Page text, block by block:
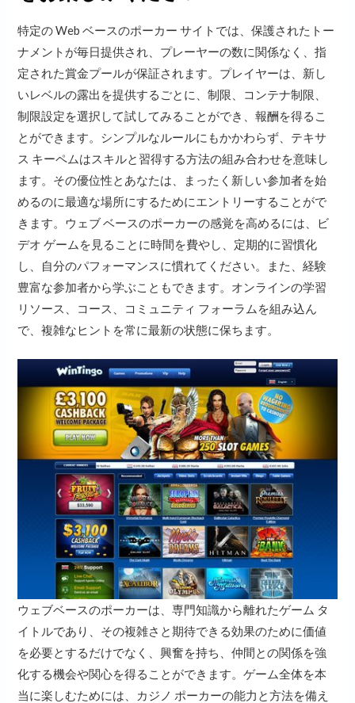
特定の Web ベースのポーカー サイトでは、保護されたトー
ナメントが毎日提供され、プレーヤーの数に関係なく、指
定された賞金プールが保証されます。プレイヤーは、新し
いレベルの露出を提供するごとに、制限、コンテナ制限、
制限設定を選択して試してみることができ、報酬を得るこ
とができます。シンプルなルールにもかかわらず、テキサ
ス キーペムはスキルと習得する方法の組み合わせを意味し
ます。その優位性とあなたは、まったく新しい参加者を始
めるのに最適な場所にするためにエントリーすることがで
きます。ウェブ ベースのポーカーの感覚を高めるには、ビ
デオ ゲームを見ることに時間を費やし、定期的に習慣化
し、自分のパフォーマンスに慣れてください。また、経験
豊富な参加者から学ぶこともできます。オンラインの学習
リソース、コース、コミュニティ フォーラムを組み込ん
で、複雑なヒントを常に最新の状態に保ちます。
ウェブベースのポーカーは、専門知識から離れたゲーム タ
イトルであり、その複雑さと期待できる効果のために価値
を必要とするだけでなく、興奮を持ち、仲間との関係を強
化する機会や関心を得ることができます。ゲーム全体を本
当に楽しむためには、カジノ ポーカーの能力と方法を備え